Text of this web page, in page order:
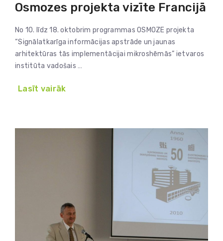
Osmozes projekta vizīte Francijā
No 10. līdz 18. oktobrim programmas OSMOZE projekta
“Signālatkarīga informācijas apstrāde un jaunas
arhitektūras tās implementācijai mikroshēmās” ietvaros
institūta vadošais …
Lasīt vairāk